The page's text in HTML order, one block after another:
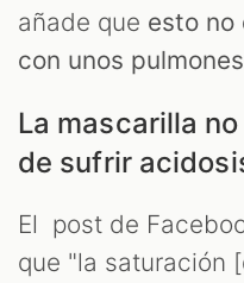
añade que esto no
con unos
La mascarilla
de sufrir
El post de
que "la saturación